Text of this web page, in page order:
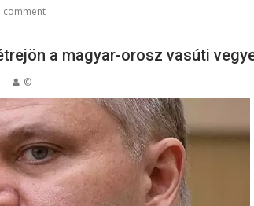
comment
a magyar-orosz vasúti
©